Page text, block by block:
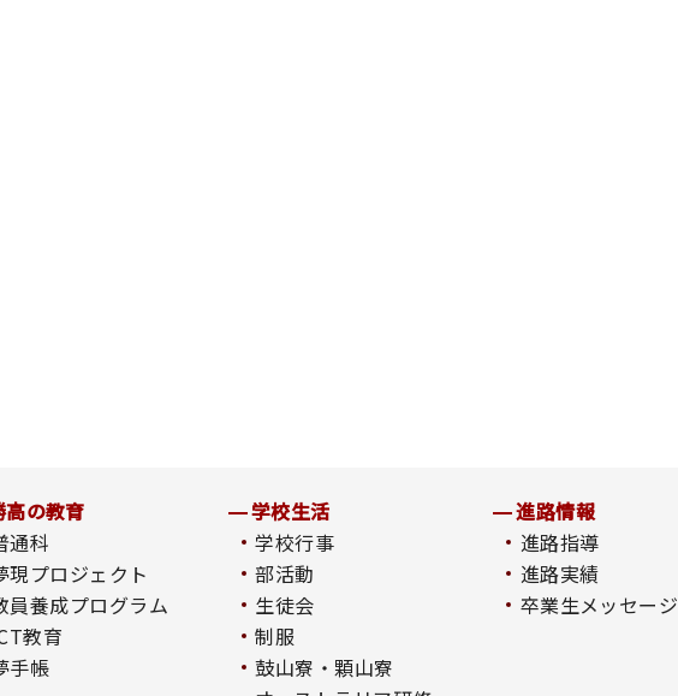
高の教育
通科
現プロジェクト
員養成プログラム
教育
手帳
学校生活
学校行事
部活動
生徒会
制服
鼓山寮・顆山寮
進路情報
進路指導
進路実績
卒業生メッセージ